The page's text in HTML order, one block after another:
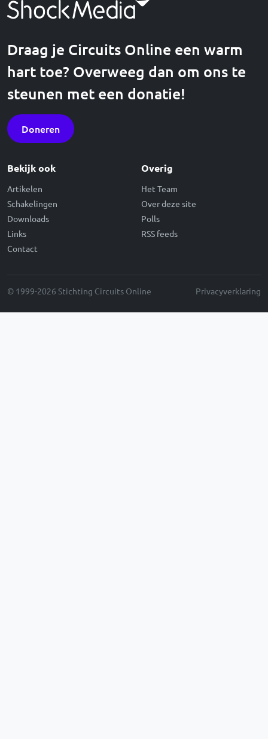
Draag je Circuits Online een warm
hart toe? Overweeg dan om ons te
steunen met een donatie!
Doneren
Bekijk ook
Artikelen
Schakelingen
Downloads
Links
Contact
Overig
Het Team
Over deze site
Polls
RSS feeds
© 1999-2026 Stichting Circuits Online Privacyverklaring